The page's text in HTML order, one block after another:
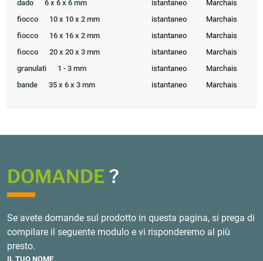
dado 6 x 6 x 6 mm istantaneo
Marchais
fiocco
10 x 10 x 2 mm istantaneo
Marchais
fiocco
16 x 16 x 2 mm istantaneo
Marchais
fiocco
20 x 20 x 3 mm istantaneo
Marchais
granulati
1 - 3 mm istantaneo
Marchais
bande
35 x 6 x 3 mm istantaneo Marchais
DOMANDE ?
Se avete domande sul prodotto in questa pagina, si prega di
compilare il seguente modulo e vi risponderemo al più
presto.
IL TUO NOME